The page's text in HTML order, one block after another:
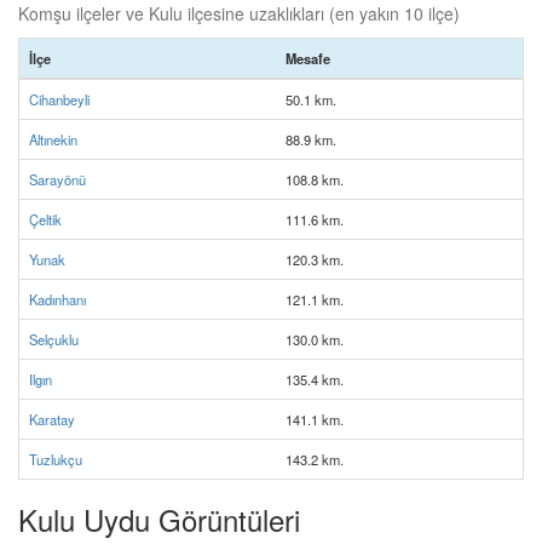
Komşu ilçeler ve Kulu ilçesine uzaklıkları (en yakın 10 ilçe)
İlçe Mesafe
Cihanbeyli 50.1 km.
Altınekin 88.9 km.
Sarayönü 108.8 km.
Çeltik 111.6 km.
Yunak 120.3 km.
Kadınhanı 121.1 km.
Selçuklu 130.0 km.
Ilgın 135.4 km.
Karatay 141.1 km.
Tuzlukçu 143.2 km.
Kulu Uydu Görüntüleri